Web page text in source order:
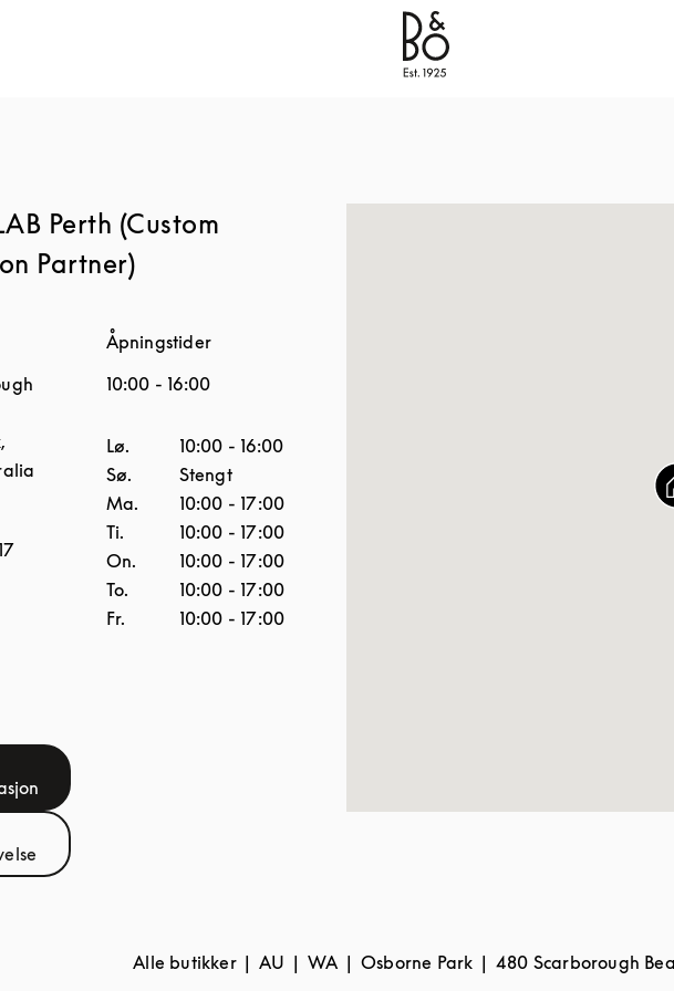
Bang & Olufsen - Exist to Create
Perth (Custom
Partner)
,
Opens in New Tab
Opens in New Tab
Åpningstider
10:00 - 16:00
Ukedag Åpningstider
Lø. 10:00 - 16:00
Sø.
Stengt
Ma.
10:00 - 17:00
Ti.
10:00 - 17:00
On.
10:00 - 17:00
To.
10:00 - 17:00
Fr.
10:00 - 17:00
Alle butikker AU WA Osborne Park 480 Scarborough